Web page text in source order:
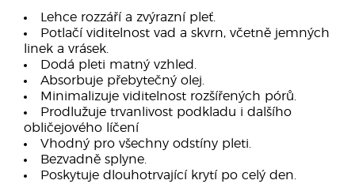
Lehce rozzáří a zvýrazní pleť.
Potlačí viditelnost vad a skvrn, včetně jemných
linek a vrásek.
Dodá pleti matný vzhled.
Absorbuje přebytečný olej.
Minimalizuje viditelnost rozšířených pórů.
Prodlužuje trvanlivost podkladu i dalšího
obličejového líčení
Vhodný pro všechny odstíny pleti.
Bezvadně splyne.
Poskytuje dlouhotrvající krytí po celý den.